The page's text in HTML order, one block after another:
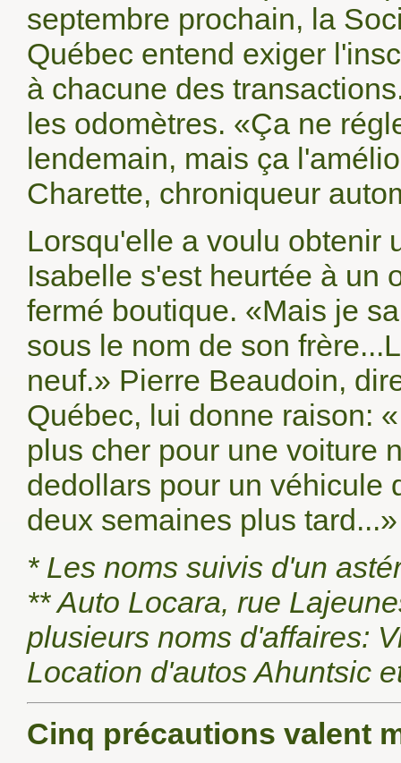
septembre prochain, la
Québec entend exiger
à chacune des
les odomètres. «Ça ne
lendemain, mais ça
Charette, chroniqueur
Lorsqu'elle a voulu obtenir
Isabelle s'est heurtée à un
fermé boutique. «Mais je
sous le nom de son
neuf.» Pierre Beaudoin,
Québec, lui donne raison:
plus cher pour une voiture
dedollars pour un véhicule
deux semaines plus tard...»
* Les noms suivis d'un
** Auto Locara, rue
plusieurs noms d'affaires:
Location d'autos Ahuntsic
Cinq précautions valent